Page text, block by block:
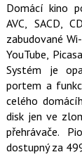
Domácí kino
AVC, SACD,
zabudované
YouTube,
Systém je
portem a
celého
disk jen ve
přehrávače.
dostupný za